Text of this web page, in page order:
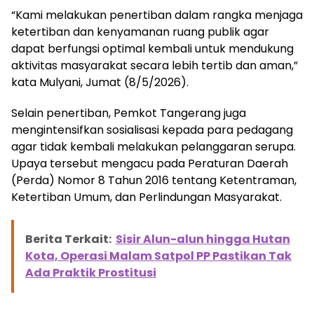
“Kami melakukan penertiban dalam rangka menjaga
ketertiban dan kenyamanan ruang publik agar
dapat berfungsi optimal kembali untuk mendukung
aktivitas masyarakat secara lebih tertib dan aman,”
kata Mulyani, Jumat (8/5/2026).
Selain penertiban, Pemkot Tangerang juga
mengintensifkan sosialisasi kepada para pedagang
agar tidak kembali melakukan pelanggaran serupa.
Upaya tersebut mengacu pada Peraturan Daerah
(Perda) Nomor 8 Tahun 2016 tentang Ketentraman,
Ketertiban Umum, dan Perlindungan Masyarakat.
Berita Terkait: Sisir Alun-alun hingga Hutan
Kota, Operasi Malam Satpol PP Pastikan Tak
Ada Praktik Prostitusi